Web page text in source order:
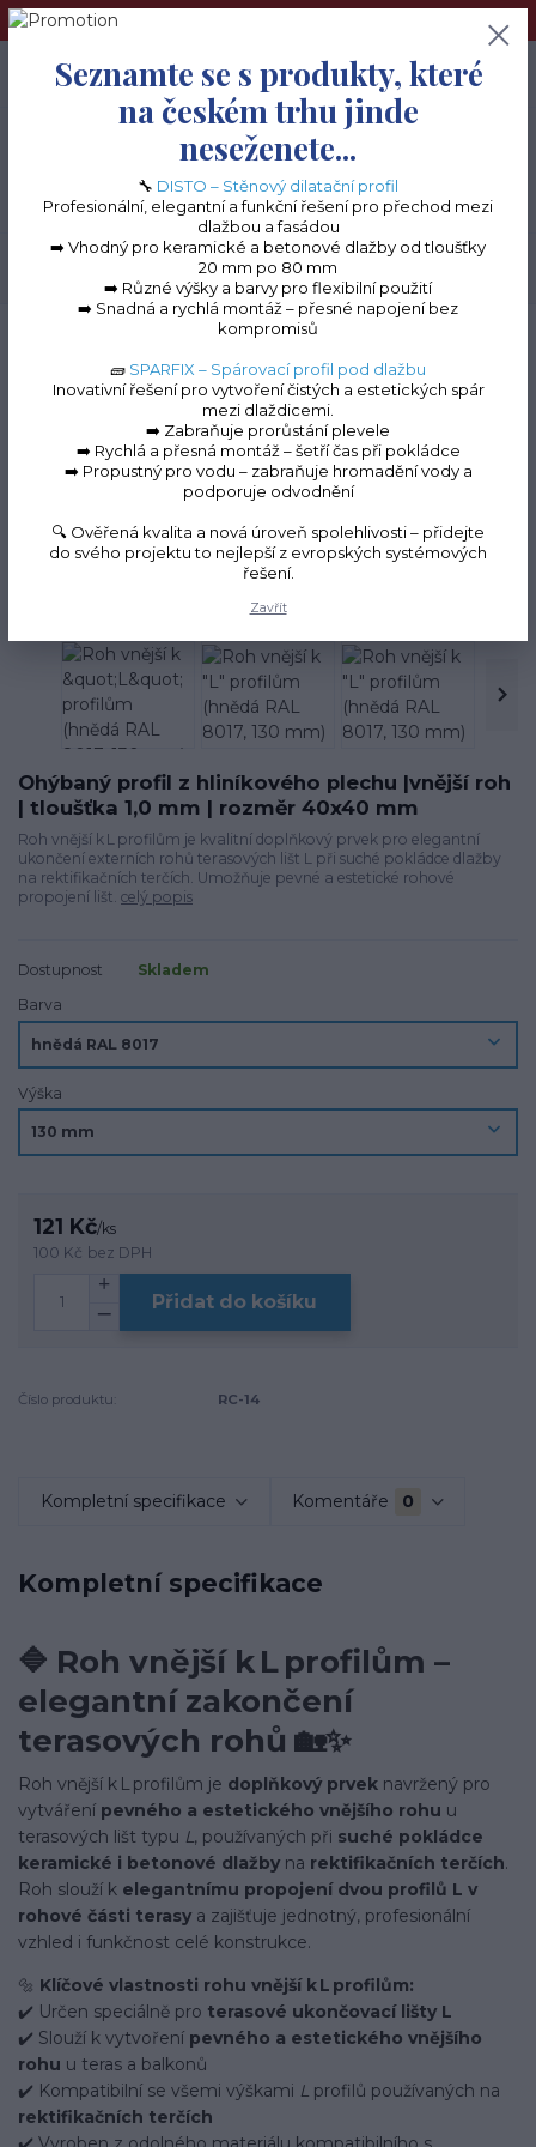
➢Terče pod dlažbu naleznete na e-shopu www.terceshop.cz!➢
+420 605 740 744
0
0 Kč
Terasové profily na terče Terasové profily "L" k terčům
Roh vnější k "L" profilům
(hnědá RAL 8017, 130
mm)
Ohýbaný profil z hliníkového plechu |vnější roh
| tloušťka 1,0 mm | rozměr 40x40 mm
Roh vnější k L profilům je kvalitní doplňkový prvek pro elegantní
ukončení externích rohů terasových lišt L při suché pokládce dlažby
na rektifikačních terčích. Umožňuje pevné a estetické rohové
propojení lišt. celý popis
Dostupnost
Skladem
Barva
Výška
121 Kč/ks
100 Kč bez DPH
Přidat do košíku
Číslo produktu: RC-14
Kompletní specifikace Komentáře 0
Kompletní specifikace
🔷 Roh vnější k L profilům –
elegantní zakončení
terasových rohů 🏡✨
Roh vnější k L profilům je doplňkový prvek navržený pro
vytváření pevného a estetického vnějšího rohu u
terasových lišt typu L, používaných při suché pokládce
keramické i betonové dlažby na rektifikačních terčích.
Roh slouží k elegantnímu propojení dvou profilů L v
rohové části terasy a zajišťuje jednotný, profesionální
vzhled i funkčnost celé konstrukce.
🔩 Klíčové vlastnosti rohu vnější k L profilům:
✔️ Určen speciálně pro terasové ukončovací lišty L
✔️ Slouží k vytvoření pevného a estetického vnějšího
rohu u teras a balkonů
✔️ Kompatibilní se všemi výškami L profilů používaných na
rektifikačních terčích
Seznamte se s produkty, které
na českém trhu jinde
neseženete...
🔧 DISTO – Stěnový dilatační profil
Profesionální, elegantní a funkční řešení pro přechod mezi
dlažbou a fasádou
➡️ Vhodný pro keramické a betonové dlažby od tloušťky
20 mm po 80 mm
➡️ Různé výšky a barvy pro flexibilní použití
➡️ Snadná a rychlá montáž – přesné napojení bez
kompromisů
🧱 SPARFIX – Spárovací profil pod dlažbu
Inovativní řešení pro vytvoření čistých a estetických spár
mezi dlaždicemi.
➡️ Zabraňuje prorůstání plevele
➡️ Rychlá a přesná montáž – šetří čas při pokládce
➡️ Propustný pro vodu – zabraňuje hromadění vody a
podporuje odvodnění
🔍 Ověřená kvalita a nová úroveň spolehlivosti – přidejte
do svého projektu to nejlepší z evropských systémových
řešení.
Zavřít